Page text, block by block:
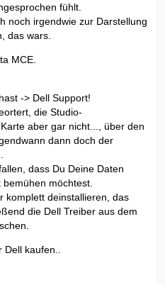
fühlt.
noch irgendwie zur Darstellung
das wars.
MCE.
-> Dell Support!
die Studio-
aber gar nicht..., über den
dann doch der
dass Du Deine Daten
möchtest.
komplett deinstallieren, das
die Dell Treiber aus dem
kaufen..